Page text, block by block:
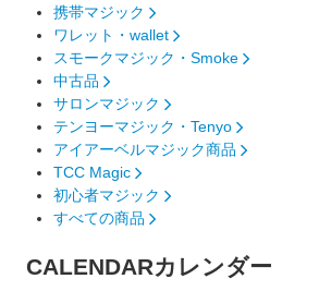
携帯マジック
ワレット・wallet
スモークマジック・Smoke
中古品
サロンマジック
テンヨーマジック・Tenyo
アイアーベルマジック商品
TCC Magic
初心者マジック
すべての商品
CALENDARカレンダー